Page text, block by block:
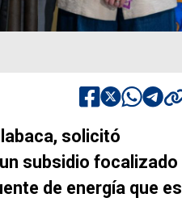
solicitó
subsidio focalizado
de energía que es